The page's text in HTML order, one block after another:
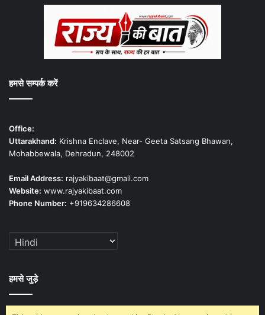
हमसे सम्पर्क करें
Office:
Uttarakhand: Krishna Enclave, Near- Geeta Satsang Bhawan,
Mohabbewala, Dehradun, 248002
Email Address: rajyakibaat@gmail.com
Website: www.rajyakibaat.com
Phone Number: +919634286608
हमसे जुड़े